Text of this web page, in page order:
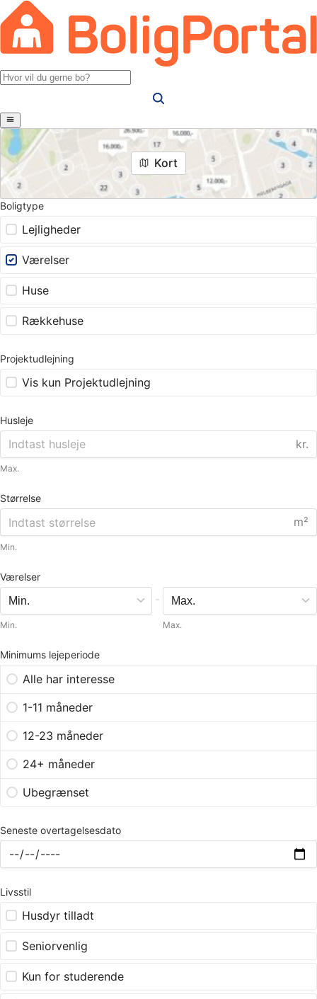
Kort
Boligtype
Lejligheder
Værelser
Huse
Rækkehuse
Projektudlejning
Vis kun Projektudlejning
Husleje
kr.
Max.
Størrelse
m²
Min.
Værelser
Min.
-
Max.
Minimums lejeperiode
Alle har interesse
1-11 måneder
12-23 måneder
24+ måneder
Ubegrænset
Seneste overtagelsesdato
Livsstil
Husdyr tilladt
Seniorvenlig
Kun for studerende